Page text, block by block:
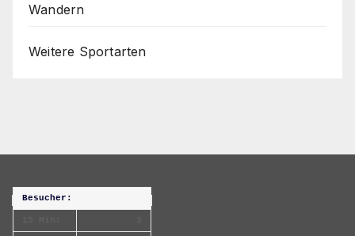
Wandern
Weitere Sportarten
Besucher: